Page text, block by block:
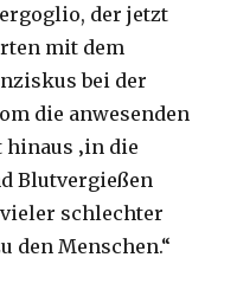
der jetzt
mit dem
bei der
die anwesenden
‚in die
Blutvergießen
schlechter
den Menschen.“